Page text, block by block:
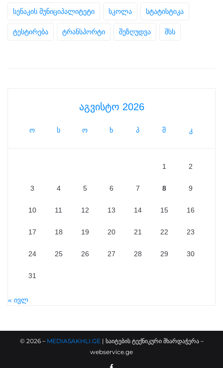
სენაკის მუნიციპალიტეტი სკოლა სტატისტიკა
ტესტირება ტრანსპორტი შეზღუდვა შსს
აგვისტო 2026
ო ს ო ხ პ შ კ
1 2
3 4 5 6 7 8 9
10 11 12 13 14 15 16
17 18 19 20 21 22 23
24 25 26 27 28 29 30
31
« ივლ
© 2026– MEDIASAKHLI.GE | საიტების ტექნიკური მხარდაჭერა –
webservice.ge